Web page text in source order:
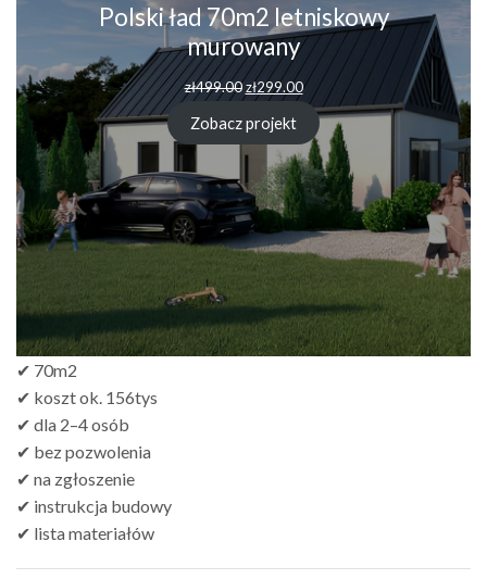
Polski ład 70m2 letniskowy
murowany
zł499.00Pierwotna
cena
wynosiła:
zł499.00.
zł299.00Aktualna
cena
wynosi:
zł299.00.
Zobacz projekt
✔ 70m2
✔ koszt ok. 156tys
✔ dla 2–4 osób
✔ bez pozwolenia
✔ na zgłoszenie
✔ instrukcja budowy
✔ lista materiałów